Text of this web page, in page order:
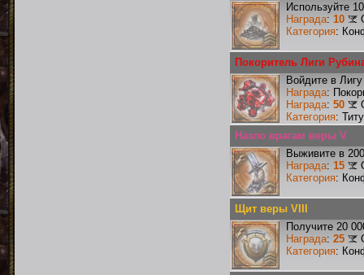
Используйте
Награда: 10
Категория:
Покоритель Лиги
Войдите в
Награда:
Награда: 50
Категория:
Назло врагам веры V
Выживите в
Награда: 15
Категория:
Щит веры VIII
Получите 20
Награда: 25
Категория: